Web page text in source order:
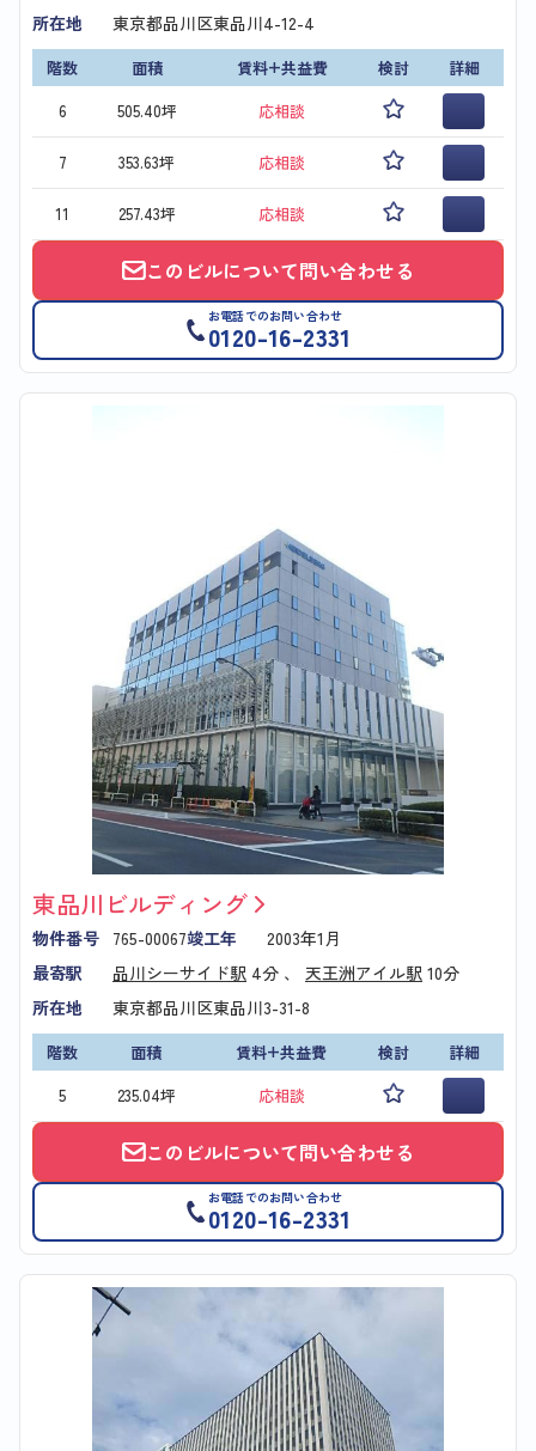
所在地 東京都品川区東品川4-12-4
階数 面積 賃料+共益費 検討
詳細
6
505.40坪 応相談
7 353.63坪 応相談
11 257.43坪 応相談
このビルについて問い合わせる
お電話でのお問い合わせ
0120-16-2331
東品川ビルディング
物件番号 765-00067竣工年
2003年1月
最寄駅
品川シーサイド駅 4分 、 天王洲アイル駅 10分
所在地
東京都品川区東品川3-31-8
階数 面積 賃料+共益費 検討
詳細
5
235.04坪 応相談
このビルについて問い合わせる
お電話でのお問い合わせ
0120-16-2331